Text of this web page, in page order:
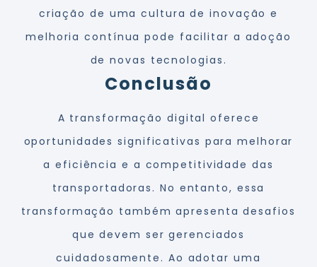
criação de uma cultura de inovação e
melhoria contínua pode facilitar a adoção
de novas tecnologias.
Conclusão
A transformação digital oferece
oportunidades significativas para melhorar
a eficiência e a competitividade das
transportadoras. No entanto, essa
transformação também apresenta desafios
que devem ser gerenciados
cuidadosamente. Ao adotar uma